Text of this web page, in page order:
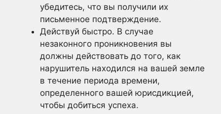
убедитесь, что вы получили их
письменное подтверждение.
Действуй быстро. В случае
незаконного проникновения вы
должны действовать до того, как
нарушитель находился на вашей земле
в течение периода времени,
определенного вашей юрисдикцией,
чтобы добиться успеха.